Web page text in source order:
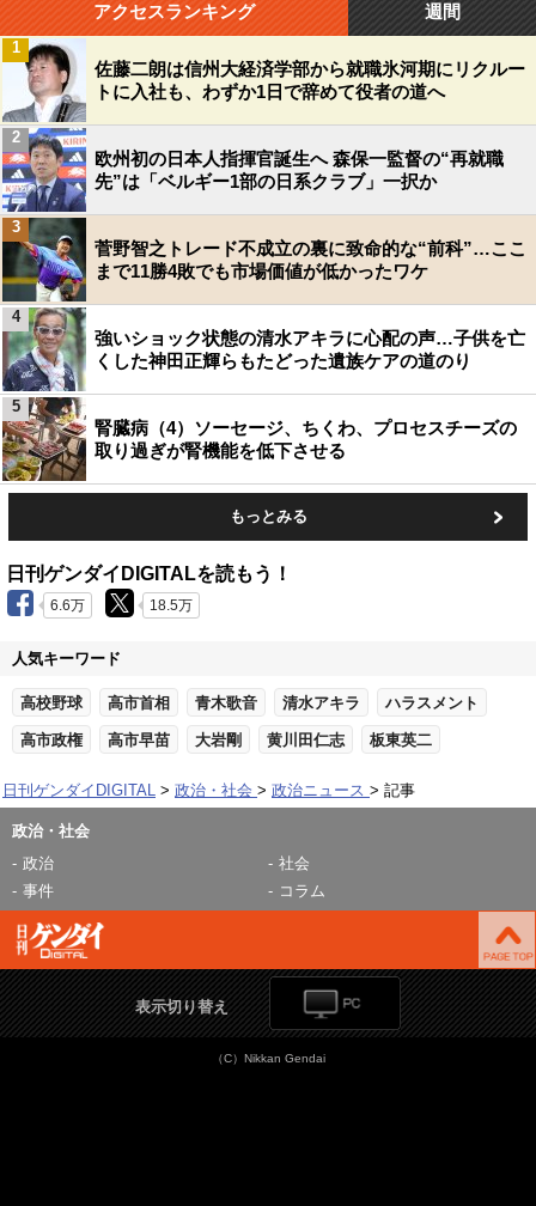
アクセスランキング 週間
佐藤二朗は信州大経済学部から就職氷河期にリクルー
トに入社も、わずか1日で辞めて役者の道へ
1
欧州初の日本人指揮官誕生へ 森保一監督の“再就職
先”は「ベルギー1部の日系クラブ」一択か
2
菅野智之トレード不成立の裏に致命的な“前科”…ここ
まで11勝4敗でも市場価値が低かったワケ
3
強いショック状態の清水アキラに心配の声…子供を亡
くした神田正輝らもたどった遺族ケアの道のり
4
腎臓病（4）ソーセージ、ちくわ、プロセスチーズの
取り過ぎが腎機能を低下させる
5
もっとみる
日刊ゲンダイDIGITALを読もう！
6.6万 18.5万
人気キーワード
高校野球 高市首相 青木歌音 清水アキラ ハラスメント
高市政権 高市早苗 大岩剛 黄川田仁志 板東英二
日刊ゲンダイDIGITAL 政治・社会 政治ニュース 記事
政治・社会
政治
社会
事件
コラム
表示切り替え
（C）Nikkan Gendai